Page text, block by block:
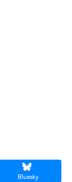
Bluesky